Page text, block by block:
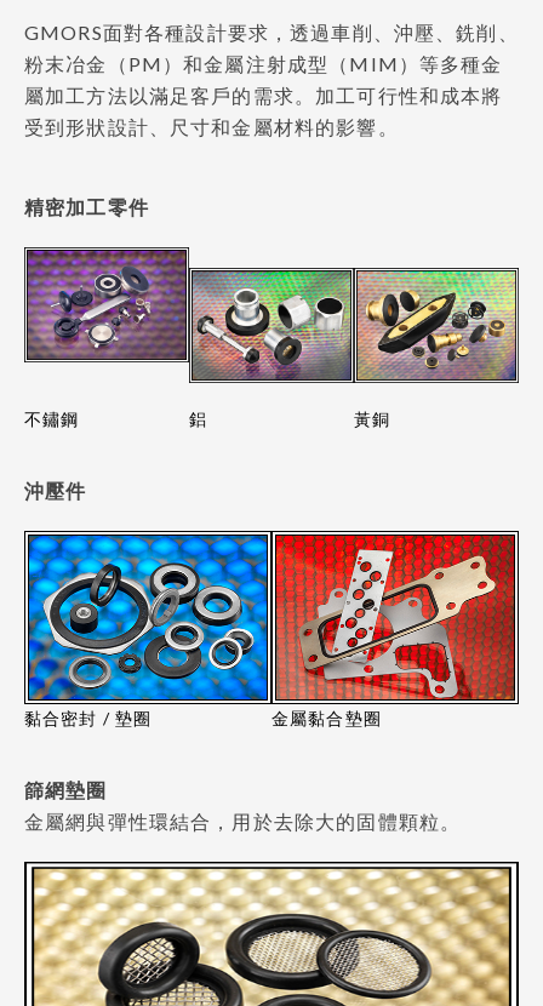
GMORS面對各種設計要求，透過車削、沖壓、銑削、
粉末冶金（PM）和金屬注射成型（MIM）等多種金
屬加工方法以滿足客戶的需求。加工可行性和成本將
受到形狀設計、尺寸和金屬材料的影響。
精密加工零件
不鏽鋼 鋁 黃銅
沖壓件
黏合密封 / 墊圈 金屬黏合墊圈
篩網墊圈
金屬網與彈性環結合，用於去除大的固體顆粒。